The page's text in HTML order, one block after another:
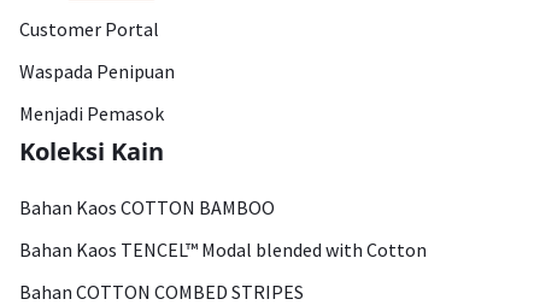
Customer Portal
Waspada Penipuan
Menjadi Pemasok
Koleksi Kain
Bahan Kaos COTTON BAMBOO
Bahan Kaos TENCEL™ Modal blended with Cotton
Bahan COTTON COMBED STRIPES